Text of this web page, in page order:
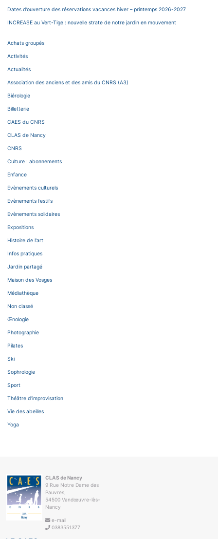
Dates d’ouverture des réservations vacances hiver – printemps 2026-2027
INCREASE au Vert-Tige : nouvelle strate de notre jardin en mouvement
Achats groupés
Activités
Actualités
Association des anciens et des amis du CNRS (A3)
Biérologie
Billetterie
CAES du CNRS
CLAS de Nancy
CNRS
Culture : abonnements
Enfance
Evènements culturels
Evènements festifs
Evènements solidaires
Expositions
Histoire de l'art
Infos pratiques
Jardin partagé
Maison des Vosges
Médiathèque
Non classé
Œnologie
Photographie
Pilates
Ski
Sophrologie
Sport
Théâtre d'improvisation
Vie des abeilles
Yoga
CLAS de Nancy
9 Rue Notre Dame des
Pauvres,
54500 Vandœuvre-lès-
Nancy
e-mail
0383551377